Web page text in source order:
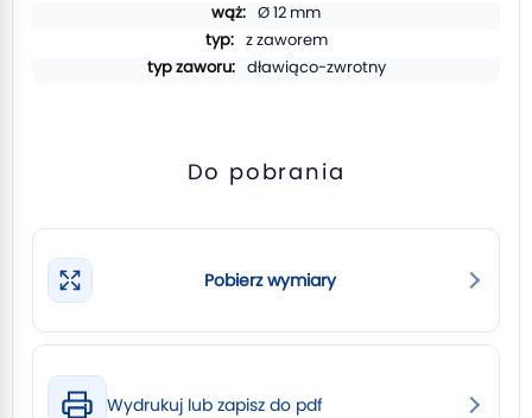
Ø 12 mm
z zaworem
dławiąco-zwrotny
Do pobrania
Pobierz wymiary
Wydrukuj lub zapisz do pdf